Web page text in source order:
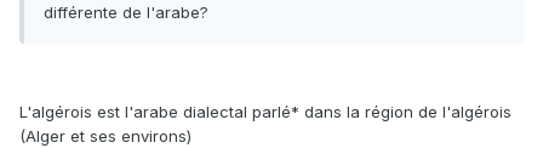
différente de l'arabe?
L'algérois est l'arabe dialectal parlé* dans la région de l'algérois
(Alger et ses environs)